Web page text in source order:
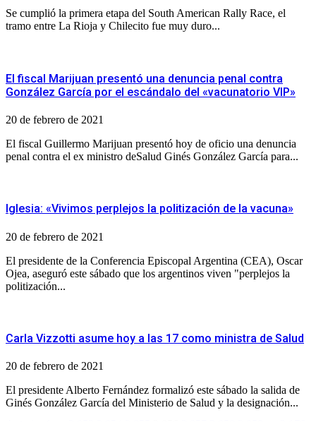
Se cumplió la primera etapa del South American Rally Race, el
tramo entre La Rioja y Chilecito fue muy duro...
El fiscal Marijuan presentó una denuncia penal contra
González García por el escándalo del «vacunatorio VIP»
20 de febrero de 2021
El fiscal Guillermo Marijuan presentó hoy de oficio una denuncia
penal contra el ex ministro deSalud Ginés González García para...
Iglesia: «Vivimos perplejos la politización de la vacuna»
20 de febrero de 2021
El presidente de la Conferencia Episcopal Argentina (CEA), Oscar
Ojea, aseguró este sábado que los argentinos viven "perplejos la
politización...
Carla Vizzotti asume hoy a las 17 como ministra de Salud
20 de febrero de 2021
El presidente Alberto Fernández formalizó este sábado la salida de
Ginés González García del Ministerio de Salud y la designación...